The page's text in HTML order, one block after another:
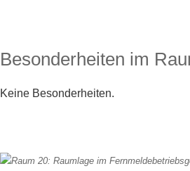
Besonderheiten im
Keine Besonderheiten.